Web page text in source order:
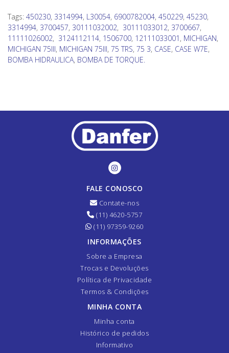
Tags: 450230, 3314994, L30054, 6900782004, 450229, 45230,
3314994, 3700457, 30111032002, 30111033012, 3700667,
11111026002, 3124112114, 1506700, 12111033001 , MICHIGAN,
MICHIGAN 75III, MICHIGAN 75lll, 75 TRS, 75 3, CASE, CASE W7E,
BOMBA HIDRAULICA, BOMBA DE TORQUE.
FALE CONOSCO
Contate-nos
(11) 4620-5757
(11) 97359-9260
INFORMAÇÕES
Sobre a Empresa
Trocas e Devoluções
Política de Privacidade
Termos & Condições
MINHA CONTA
Minha conta
Histórico de pedidos
Informativo